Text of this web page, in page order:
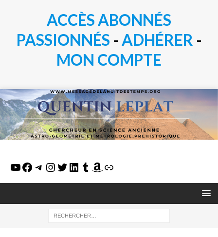
ACCÈS ABONNÉS
PASSIONNÉS - ADHÉRER -
MON COMPTE